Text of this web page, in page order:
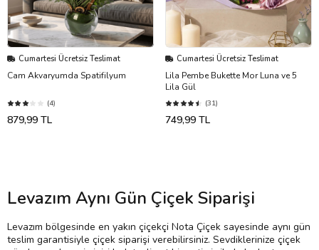
Cumartesi Ücretsiz Teslimat
Cam Akvaryumda Spatifilyum
(4)
879,99 TL
Cumartesi Ücretsiz Teslimat
Lila Pembe Bukette Mor Luna ve 5
Lila Gül
(31)
749,99 TL
Levazım Aynı Gün Çiçek Siparişi
Levazım bölgesinde en yakın çiçekçi Nota Çiçek sayesinde aynı gün
teslim garantisiyle çiçek siparişi verebilirsiniz. Sevdiklerinize çiçek